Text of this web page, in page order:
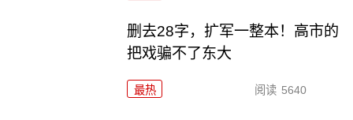
删去28字，扩军一整本！高市的
把戏骗不了东大
最热 阅读 5640